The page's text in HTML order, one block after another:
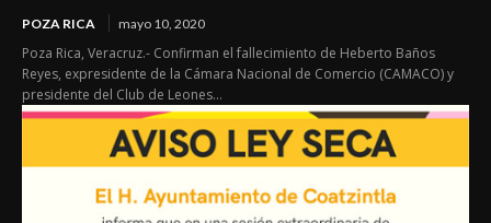
POZA RICA mayo 10, 2020
Poza Rica, Veracruz.- Confirman el fallecimiento de Heberto Baños
Reyes, expresidente de la Cámara Nacional de Comercio (CAMACO) y
presidente del Club de Leones...